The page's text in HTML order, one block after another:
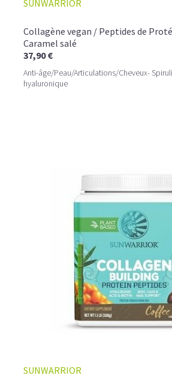
SUNWARRIOR
Collagène vegan / Peptides de
Caramel salé
37,90 €
Anti-âge/Peau/Articulations/Cheveux-
hyaluronique
SUNWARRIOR